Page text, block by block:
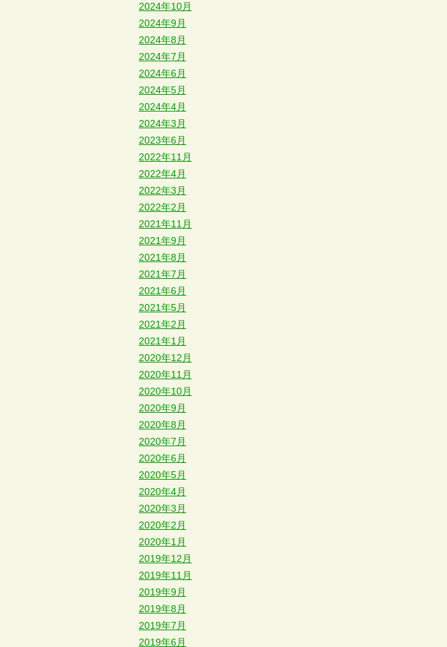
2024年10月
2024年9月
2024年8月
2024年7月
2024年6月
2024年5月
2024年4月
2024年3月
2023年6月
2022年11月
2022年4月
2022年3月
2022年2月
2021年11月
2021年9月
2021年8月
2021年7月
2021年6月
2021年5月
2021年2月
2021年1月
2020年12月
2020年11月
2020年10月
2020年9月
2020年8月
2020年7月
2020年6月
2020年5月
2020年4月
2020年3月
2020年2月
2020年1月
2019年12月
2019年11月
2019年9月
2019年8月
2019年7月
2019年6月